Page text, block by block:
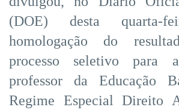
(DOE) desta
homologação do
processo seletivo para
professor da Educação
Regime Especial Direito